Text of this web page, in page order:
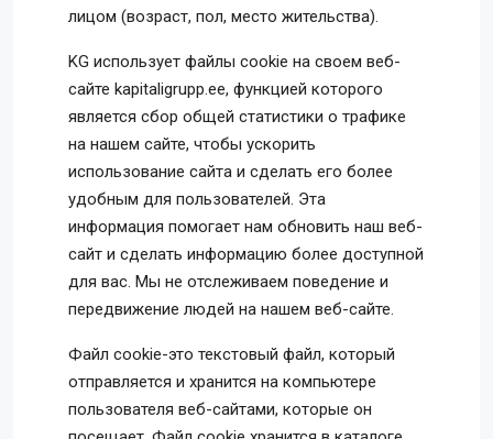
лицом (возраст, пол, место жительства).
KG использует файлы cookie на своем веб-
сайте kapitaligrupp.ee, функцией которого
является сбор общей статистики о трафике
на нашем сайте, чтобы ускорить
использование сайта и сделать его более
удобным для пользователей. Эта
информация помогает нам обновить наш веб-
сайт и сделать информацию более доступной
для вас. Мы не отслеживаем поведение и
передвижение людей на нашем веб-сайте.
Файл cookie-это текстовый файл, который
отправляется и хранится на компьютере
пользователя веб-сайтами, которые он